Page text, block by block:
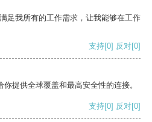
足我所有的工作需求，让我能够在工作
支持[0] 反对[0]
提供全球覆盖和最高安全性的连接。
支持[0] 反对[0]